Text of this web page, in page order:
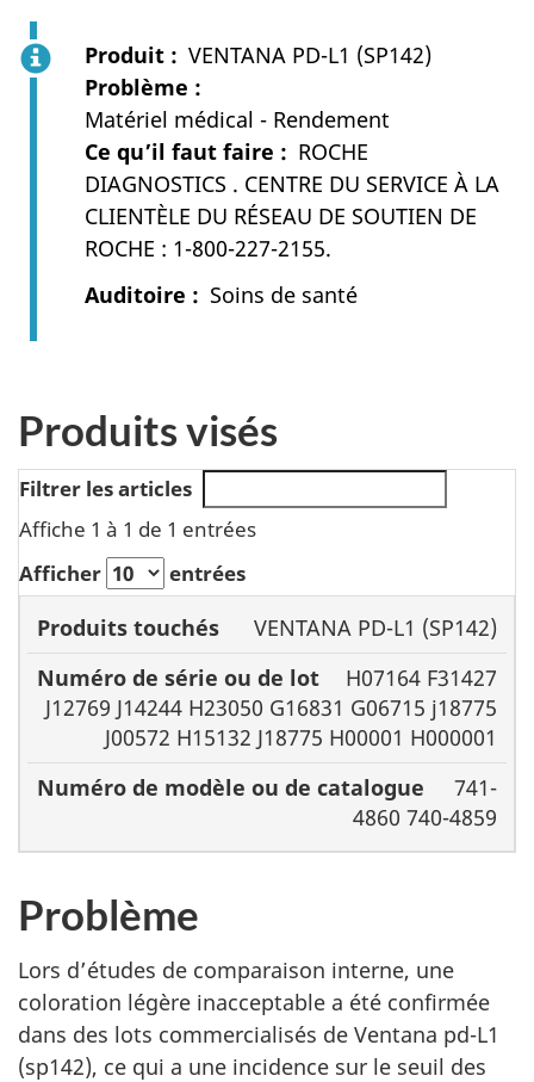
Produit
VENTANA PD-L1 (SP142)
Problème
Matériel médical - Rendement
Ce qu’il faut faire
ROCHE
DIAGNOSTICS . CENTRE DU SERVICE À LA
CLIENTÈLE DU RÉSEAU DE SOUTIEN DE
ROCHE : 1-800-227-2155.
Auditoire
Soins de santé
Produits visés
Filtrer les articles
Affiche 1 à 1 de 1 entrées
Afficher
entrées
Produits
touchés
Numéro
de série
ou de
lot
Numéro de
modèle ou de
catalogue
VENTANA PD-L1 (SP142)
H07164 F31427
J12769 J14244 H23050 G16831 G06715 j18775
J00572 H15132 J18775 H00001 H000001
741-
4860 740-4859
Problème
Lors d’études de comparaison interne, une
coloration légère inacceptable a été confirmée
dans des lots commercialisés de Ventana pd-L1
(sp142), ce qui a une incidence sur le seuil des